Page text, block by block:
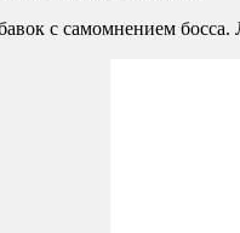
с самомнением